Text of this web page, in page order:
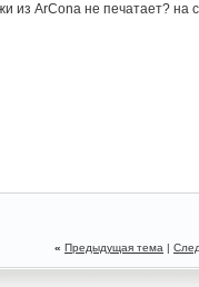
из АrConа не печатает?
« Предыдущая тема |